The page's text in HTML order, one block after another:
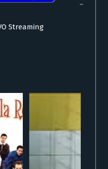
Streaming